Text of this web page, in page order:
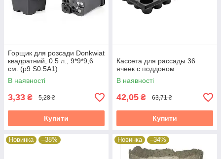
Горщик для розсади Donkwiat
квадратний, 0.5 л., 9*9*9,6
см. (p9 S0.5A1)
В наявності
3,33 ₴ 5,28 ₴
Купити
Кассета для рассады 36
ячеек с поддоном
В наявності
42,05 ₴ 63,71 ₴
Купити
Новинка –38% Новинка –34%